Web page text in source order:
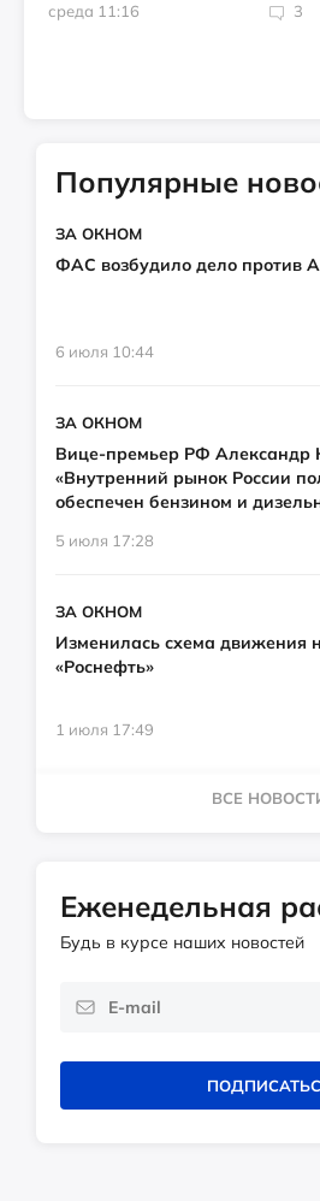
среда 11:16 3
Популярные
ЗА ОКНОМ
ФАС возбудило дело против
6 июля 10:44
ЗА ОКНОМ
Вице-премьер РФ Александр
«Внутренний рынок России
обеспечен бензином и
5 июля 17:28
ЗА ОКНОМ
Изменилась схема движения
«Роснефть»
1 июля 17:49
ВСЕ
Еженедельная
Будь в курсе наших новостей